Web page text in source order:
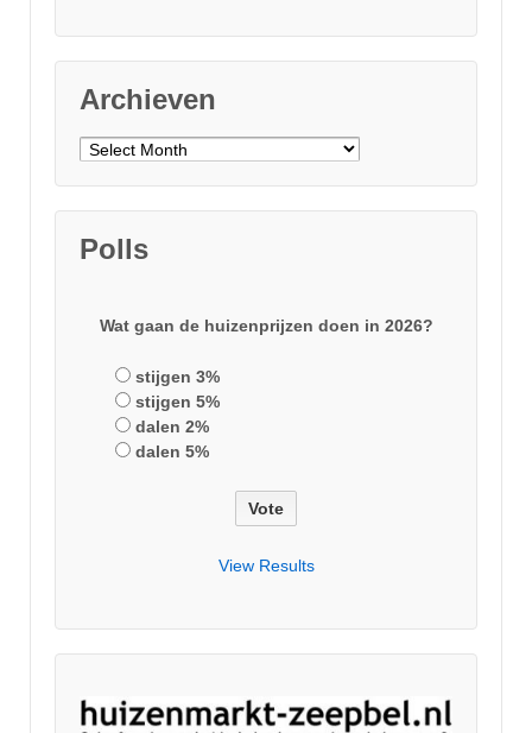
Archieven
Archieven
Polls
Wat gaan de huizenprijzen doen in 2026?
stijgen 3%
stijgen 5%
dalen 2%
dalen 5%
View Results